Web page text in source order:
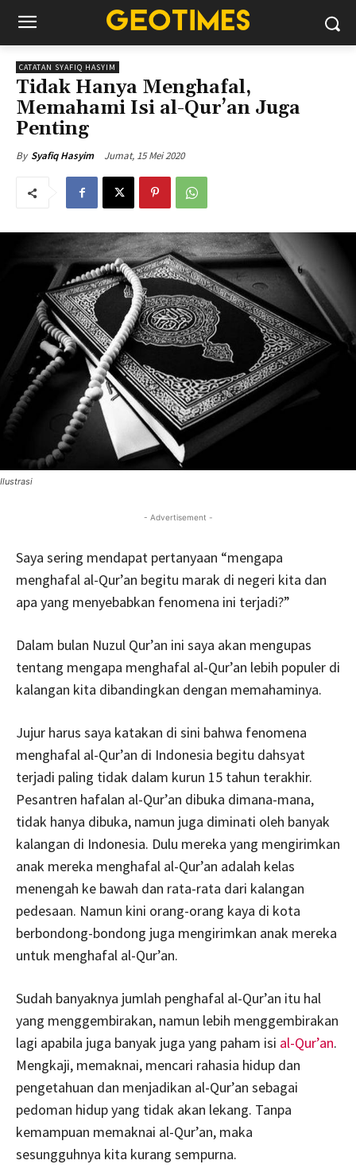
CATATAN SYAFIQ HASYIM
Tidak Hanya Menghafal,
Memahami Isi al-Qur’an Juga
Penting
By Syafiq Hasyim Jumat, 15 Mei 2020
Ilustrasi
- Advertisement -
Saya sering mendapat pertanyaan “mengapa
menghafal al-Qur’an begitu marak di negeri kita dan
apa yang menyebabkan fenomena ini terjadi?”
Dalam bulan Nuzul Qur’an ini saya akan mengupas
tentang mengapa menghafal al-Qur’an lebih populer di
kalangan kita dibandingkan dengan memahaminya.
Jujur harus saya katakan di sini bahwa fenomena
menghafal al-Qur’an di Indonesia begitu dahsyat
terjadi paling tidak dalam kurun 15 tahun terakhir.
Pesantren hafalan al-Qur’an dibuka dimana-mana,
tidak hanya dibuka, namun juga diminati oleh banyak
kalangan di Indonesia. Dulu mereka yang mengirimkan
anak mereka menghafal al-Qur’an adalah kelas
menengah ke bawah dan rata-rata dari kalangan
pedesaan. Namun kini orang-orang kaya di kota
berbondong-bondong juga mengirimkan anak mereka
untuk menghafal al-Qur’an.
Sudah banyaknya jumlah penghafal al-Qur’an itu hal
yang menggembirakan, namun lebih menggembirakan
lagi apabila juga banyak juga yang paham isi al-Qur’an.
Mengkaji, memaknai, mencari rahasia hidup dan
pengetahuan dan menjadikan al-Qur’an sebagai
pedoman hidup yang tidak akan lekang. Tanpa
kemampuan memaknai al-Qur’an, maka
sesungguhnya kita kurang sempurna.